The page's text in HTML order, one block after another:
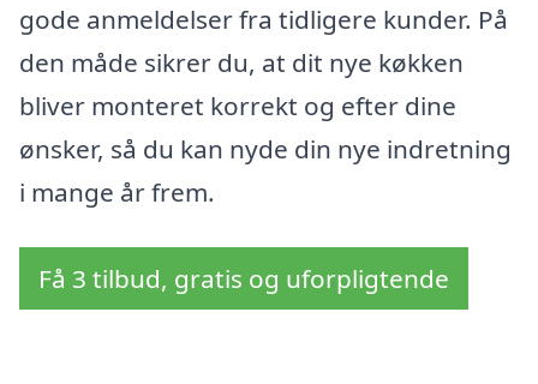
gode anmeldelser fra tidligere kunder. På
den måde sikrer du, at dit nye køkken
bliver monteret korrekt og efter dine
ønsker, så du kan nyde din nye indretning
i mange år frem.
Få 3 tilbud, gratis og uforpligtende